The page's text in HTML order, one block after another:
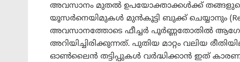
അവസാനം മുതൽ ഉപയോക്താക്കൾക്ക്
യൂസർനെയിമുകൾ മുൻകൂട്ടി ബുക്ക് ചെയ്യാനും
അവസാനത്തോടെ ഫീച്ചർ പൂർണ്ണതോതിൽ
അറിയിച്ചിരിക്കുന്നത്. പുതിയ മാറ്റം വലിയ
ഓൺലൈൻ തട്ടിപ്പുകൾ വർദ്ധിക്കാൻ ഇത്